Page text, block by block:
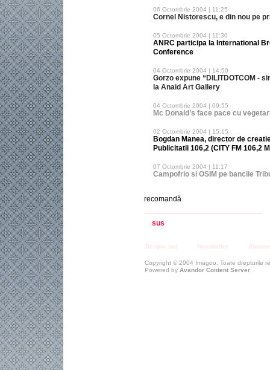
06 Octombrie 2004 | 11:25
Cornel Nistorescu, e din nou pe
05 Octombrie 2004 | 11:30
ANRC participa la International
Conference
04 Octombrie 2004 | 14:50
Gorzo expune “DILITDOTCOM -
la Anaid Art Gallery
04 Octombrie 2004 | 09:55
Mc Donald’s face pace cu
02 Octombrie 2004 | 15:15
Bogdan Manea, director de
Publicitatii 106,2 (CITY FM 106,2
07 Octombrie 2004 | 11:17
Campofrio si OSIM pe bancile
recomandă
sus
Despre noi Newsletter
Copyright © 2004 Imagoo. Toate drepturile
Powered by Avandor Content Server